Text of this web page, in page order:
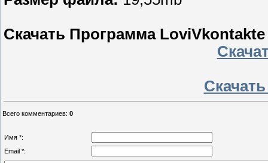
Скачать Программа LoviVkontakte
Всего комментариев: 0
Имя *:
Email *: